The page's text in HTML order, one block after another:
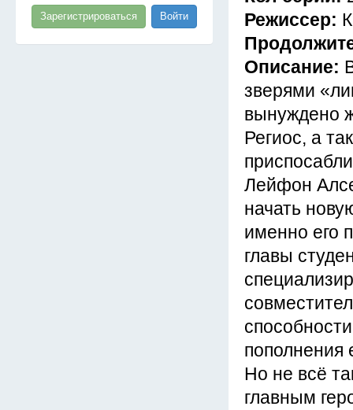
Зарегистрироваться Войти
Режиссер:
Описание:
зверями
вынуждено
Региос, а
Лейфон
начать
именно его
главы
пополнения
Но не всё
главным